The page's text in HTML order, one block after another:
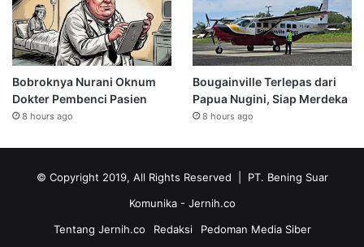
Bobroknya Nurani Oknum
Dokter Pembenci Pasien
8 hours ago
Bougainville Terlepas dari
Papua Nugini, Siap Merdeka
8 hours ago
© Copyright 2019, All Rights Reserved | PT. Bening Suar
Komunika - Jernih.co
Tentang Jernih.co
Redaksi Pedoman Media Siber